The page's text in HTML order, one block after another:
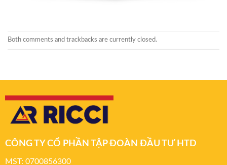
Both comments and trackbacks are currently closed.
CÔNG TY CỔ PHẦN TẬP ĐOÀN ĐẦU TƯ HTD
MST: 0700856300